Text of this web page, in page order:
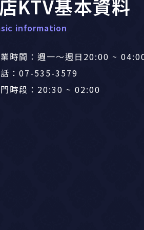
KTV基本資料
information
時間：週一～週日20:00 ~
：07-535-3579
時段：20:30 ~ 02:00